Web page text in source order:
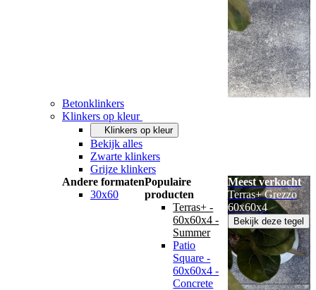
Betonklinkers
Klinkers op kleur
Klinkers op kleur
Bekijk alles
Zwarte klinkers
Grijze klinkers
Andere formaten
30x60
Populaire
producten
Terras+ -
60x60x4 -
Summer
Patio
Square -
60x60x4 -
Concrete
Meest verkocht
Terras+ Grezzo
60x60x4
Bekijk deze tegel